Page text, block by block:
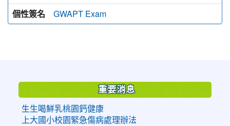
個性簽名 GWAPT Exam
重要消息
生生喝鮮乳桃園鈣健康
上大國小校園緊急傷病處理辦法